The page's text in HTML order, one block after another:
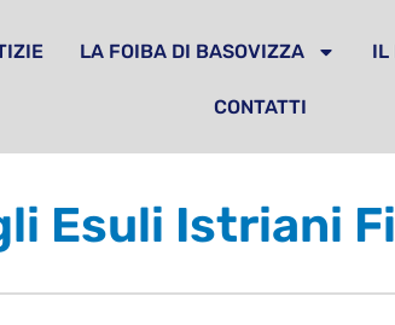
LA FOIBA DI BASOVIZZA IL
CONTATTI
Esuli Istriani